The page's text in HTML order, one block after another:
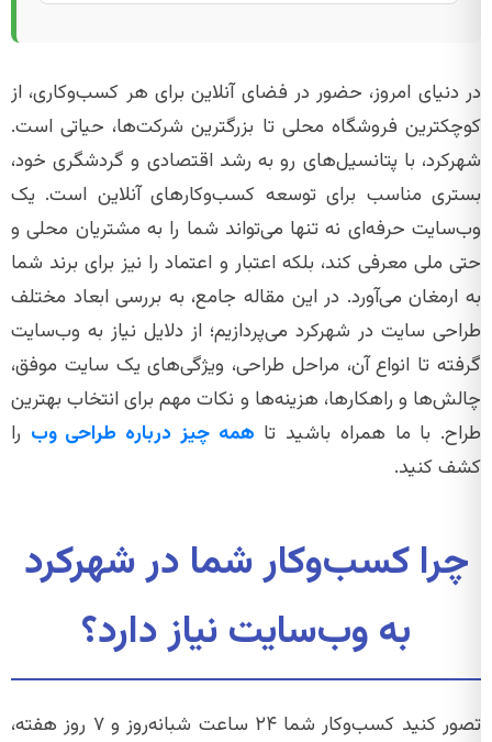
در دنیای امروز، حضور در فضای آنلاین برای هر کسب‌وکاری، از
کوچکترین فروشگاه محلی تا بزرگترین شرکت‌ها، حیاتی است.
شهرکرد، با پتانسیل‌های رو به رشد اقتصادی و گردشگری خود،
بستری مناسب برای توسعه کسب‌وکارهای آنلاین است. یک
وب‌سایت حرفه‌ای نه تنها می‌تواند شما را به مشتریان محلی و
حتی ملی معرفی کند، بلکه اعتبار و اعتماد را نیز برای برند شما
به ارمغان می‌آورد. در این مقاله جامع، به بررسی ابعاد مختلف
طراحی سایت در شهرکرد می‌پردازیم؛ از دلایل نیاز به وب‌سایت
گرفته تا انواع آن، مراحل طراحی، ویژگی‌های یک سایت موفق،
چالش‌ها و راهکارها، هزینه‌ها و نکات مهم برای انتخاب بهترین
طراح. با ما همراه باشید تا همه چیز درباره طراحی وب را
کشف کنید.
چرا کسب‌وکار شما در شهرکرد
به وب‌سایت نیاز دارد؟
تصور کنید کسب‌وکار شما ۲۴ ساعت شبانه‌روز و ۷ روز هفته،